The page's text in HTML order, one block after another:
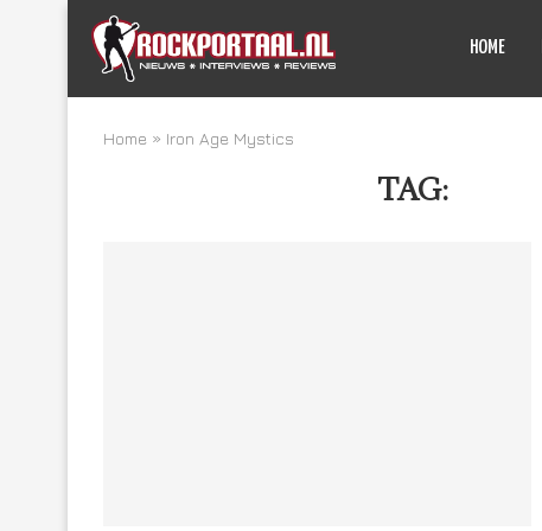
HOME
Home » Iron Age Mystics
TAG: